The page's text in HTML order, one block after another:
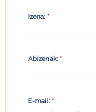
Izena: *
Abizenak: *
E-mail: *